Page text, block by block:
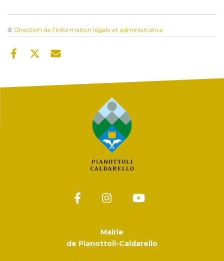
© Direction de l’information légale et administrative
Mairie
de Pianottoli-Caldarello